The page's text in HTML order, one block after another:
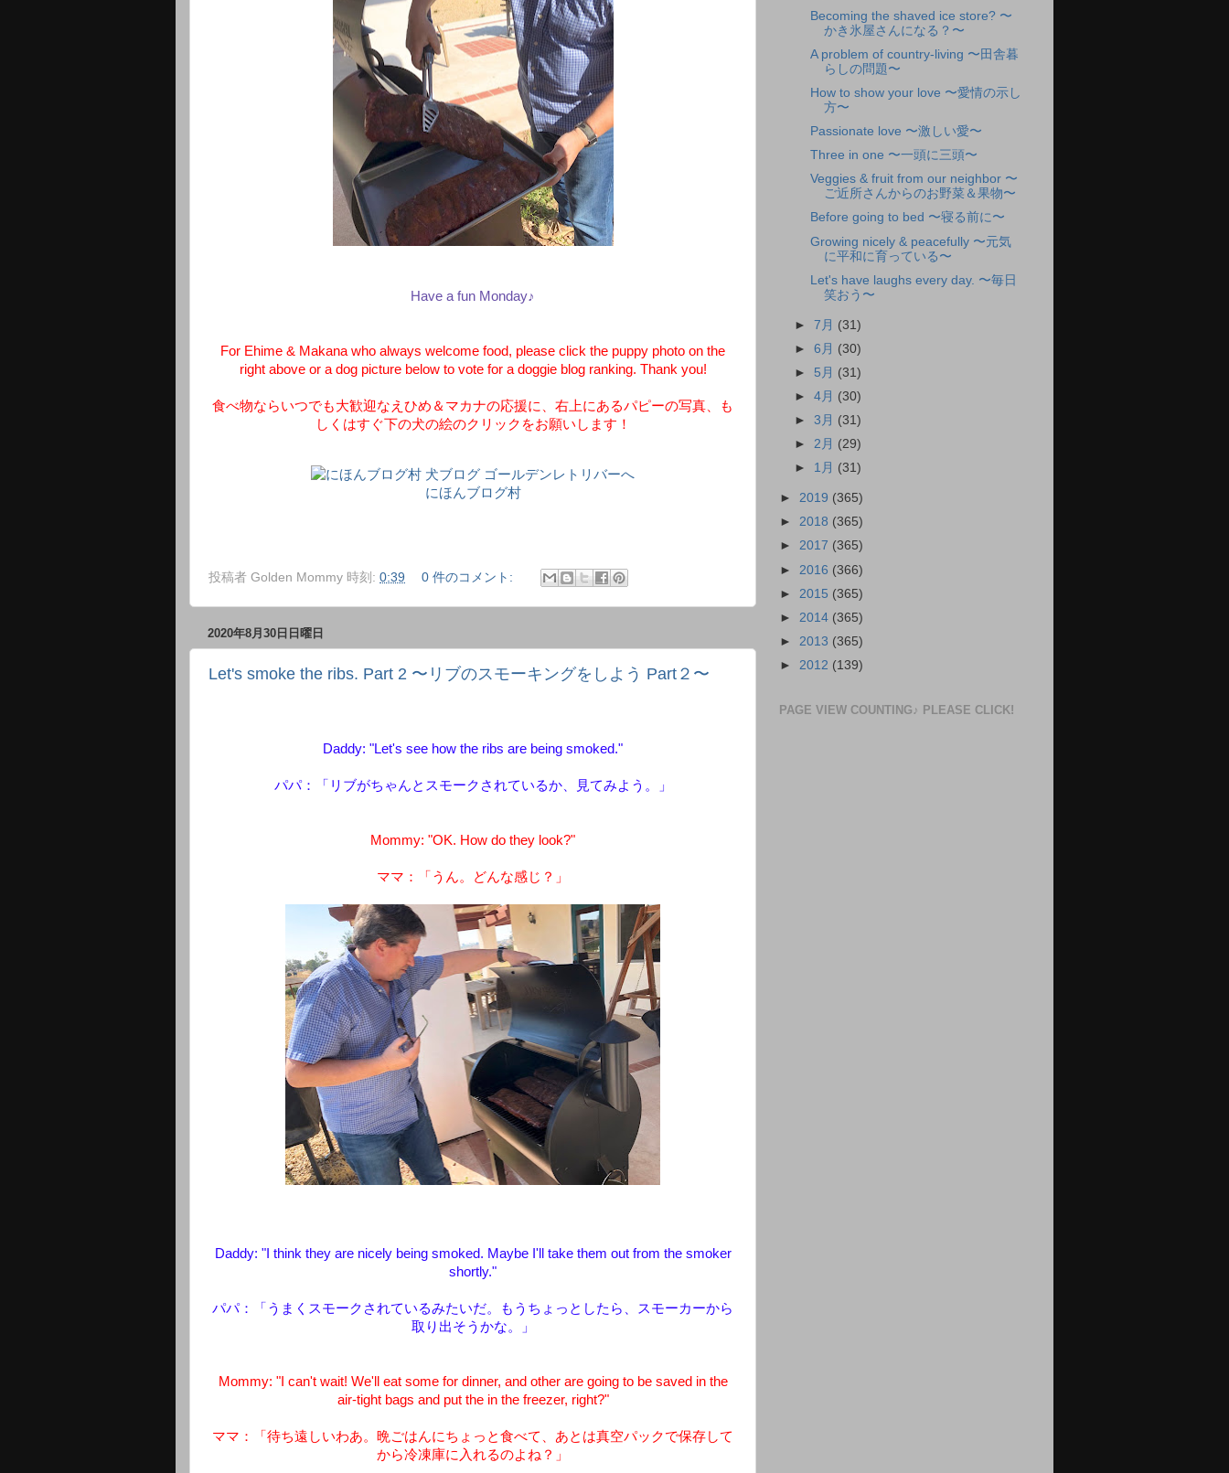
Have a fun Monday♪
For Ehime & Makana who always welcome food, please click the puppy photo on the
right above or a dog picture below to vote for a doggie blog ranking. Thank you!
食べ物ならいつでも大歓迎なえひめ＆マカナの応援に、右上にあるパピーの写真、も
しくはすぐ下の犬の絵のクリックをお願いします！
にほんブログ村
投稿者 Golden Mommy 時刻: 0:39 0 件のコメント:
2020年8月30日日曜日
Let's smoke the ribs. Part 2 〜リブのスモーキングをしよう Part２〜
Daddy: "Let's see how the ribs are being smoked."
パパ：「リブがちゃんとスモークされているか、見てみよう。」
Mommy: "OK. How do they look?"
ママ：「うん。どんな感じ？」
Daddy: "I think they are nicely being smoked. Maybe I'll take them out from the smoker
shortly."
パパ：「うまくスモークされているみたいだ。もうちょっとしたら、スモーカーから
取り出そうかな。」
Mommy: "I can't wait! We'll eat some for dinner, and other are going to be saved in the
air-tight bags and put the in the freezer, right?"
ママ：「待ち遠しいわあ。晩ごはんにちょっと食べて、あとは真空パックで保存して
から冷凍庫に入れるのよね？」
Becoming the shaved ice store? 〜
かき氷屋さんになる？〜
A problem of country-living 〜田舎暮
らしの問題〜
How to show your love 〜愛情の示し
方〜
Passionate love 〜激しい愛〜
Three in one 〜一頭に三頭〜
Veggies & fruit from our neighbor 〜
ご近所さんからのお野菜＆果物〜
Before going to bed 〜寝る前に〜
Growing nicely & peacefully 〜元気
に平和に育っている〜
Let's have laughs every day. 〜毎日
笑おう〜
►7月 (31)
►6月 (30)
► 5月 (31)
►4月 (30)
►3月 (31)
►2月 (29)
► 1月 (31)
► 2019 (365)
► 2018 (365)
► 2017 (365)
► 2016 (366)
► 2015 (365)
► 2014 (365)
► 2013 (365)
► 2012 (139)
PAGE VIEW COUNTING♪ PLEASE CLICK!